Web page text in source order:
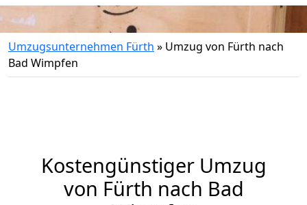
Umzugsunternehmen Fürth » Umzug von Fürth nach
Bad Wimpfen
Kostengünstiger Umzug
von Fürth nach Bad